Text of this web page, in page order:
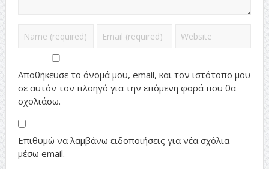
Αποθήκευσε το όνομά μου, email, και τον ιστότοπο μου
σε αυτόν τον πλοηγό για την επόμενη φορά που θα
σχολιάσω.
Επιθυμώ να λαμβάνω ειδοποιήσεις για νέα σχόλια
μέσω email.